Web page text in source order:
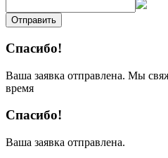
Отправить
Спасибо!
Ваша заявка отправлена. Мы
время
Спасибо!
Ваша заявка отправлена.